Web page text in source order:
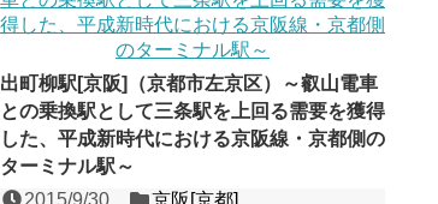
出町柳駅[京阪]（京都市左京区）～叡山電車
との乗換駅として三条駅を上回る需要を獲得
した、平成新時代における京阪線・京都側の
ターミナル駅～